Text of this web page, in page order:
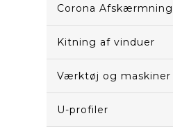
Corona Afskærmning
Kitning af vinduer
Værktøj og maskiner
U-profiler